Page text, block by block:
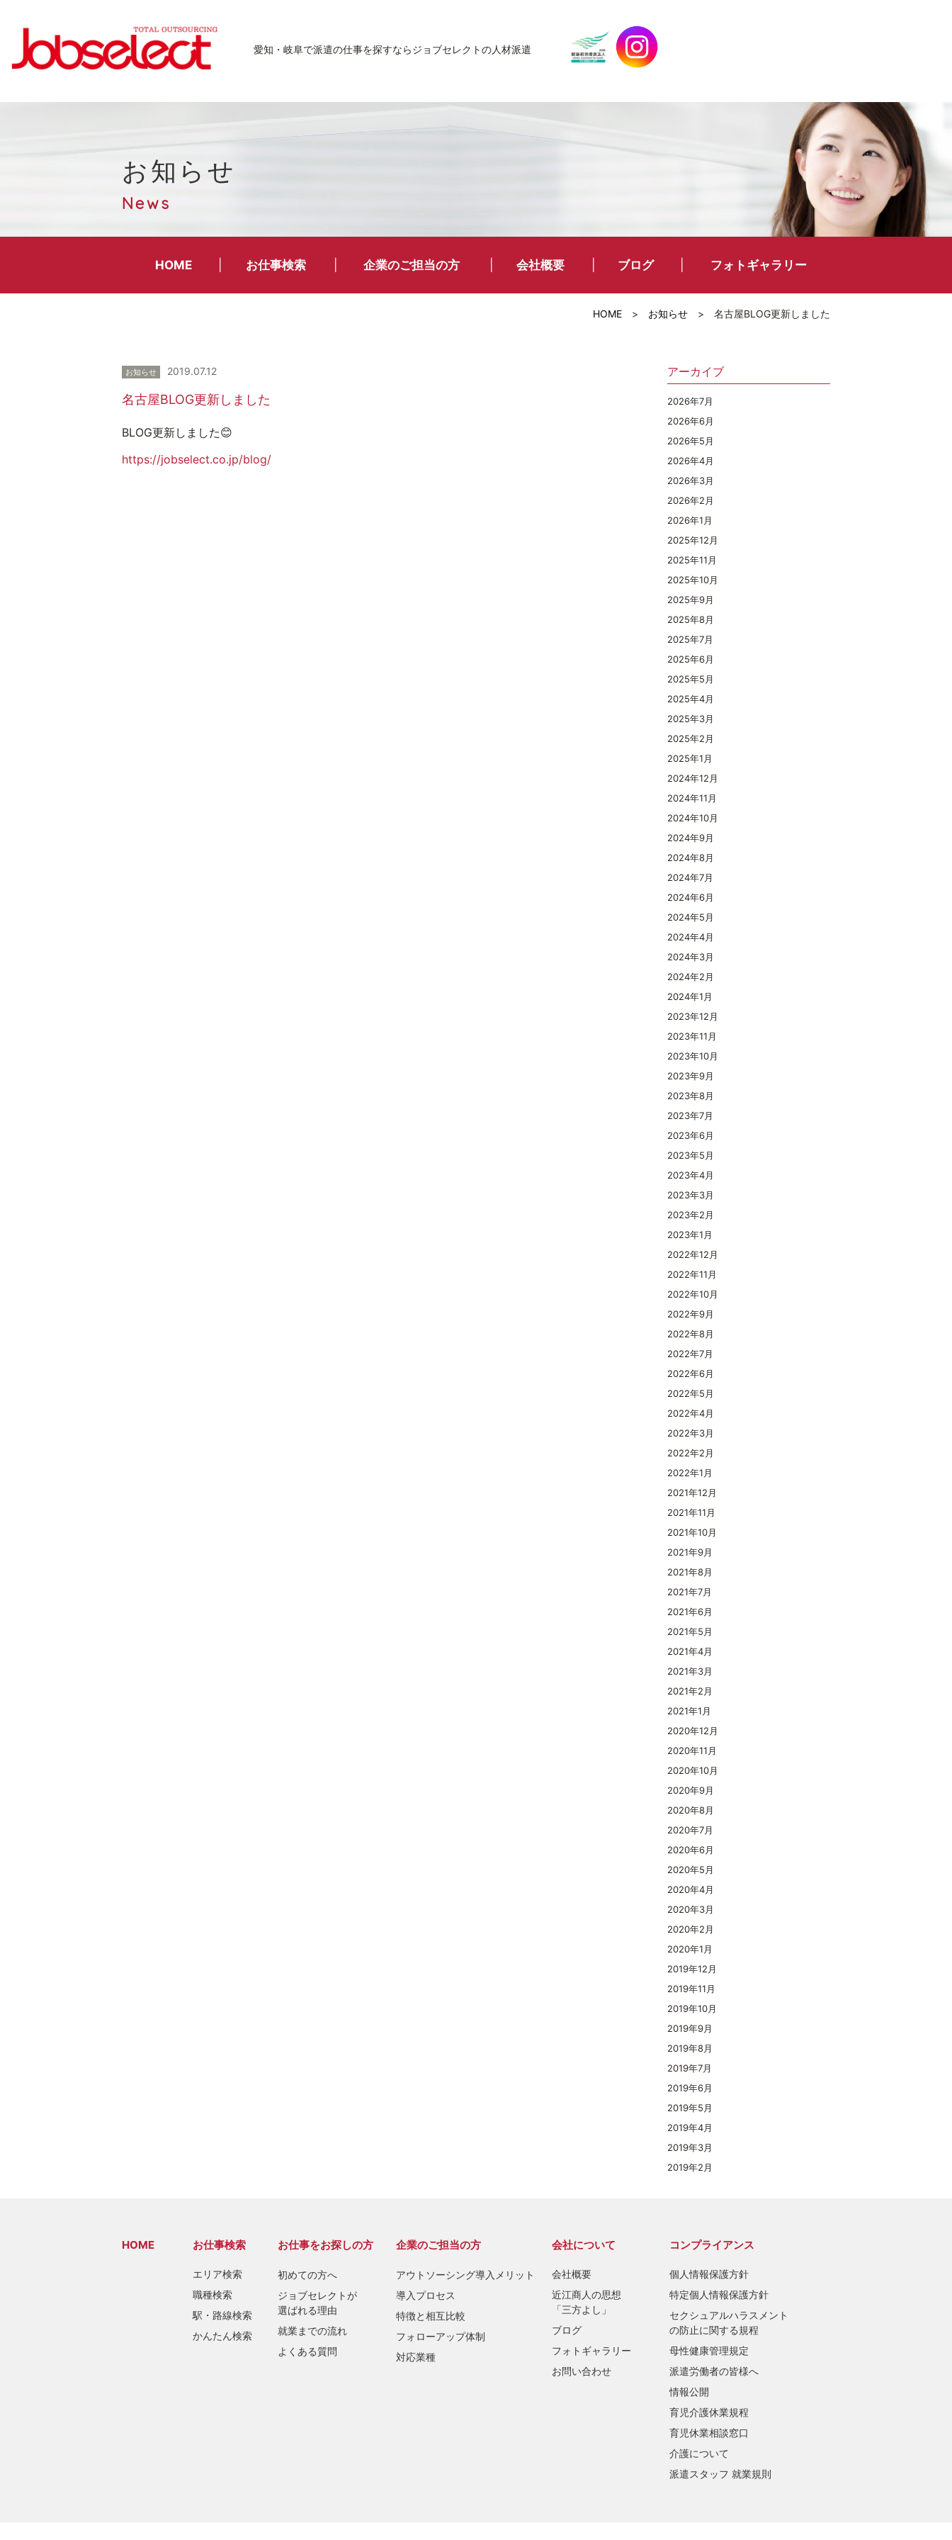
愛知・岐阜で派遣の仕事を探すならジョブセレクトの人材派遣
お知らせ
News
HOME お仕事検索 企業のご担当の方 会社概要 ブログ フォトギャラリー
HOME > お知らせ > 名古屋BLOG更新しました
お知らせ 2019.07.12
名古屋BLOG更新しました
BLOG更新しました😊
https://jobselect.co.jp/blog/
アーカイブ
2026年7月
2026年6月
2026年5月
2026年4月
2026年3月
2026年2月
2026年1月
2025年12月
2025年11月
2025年10月
2025年9月
2025年8月
2025年7月
2025年6月
2025年5月
2025年4月
2025年3月
2025年2月
2025年1月
2024年12月
2024年11月
2024年10月
2024年9月
2024年8月
2024年7月
2024年6月
2024年5月
2024年4月
2024年3月
2024年2月
2024年1月
2023年12月
2023年11月
2023年10月
2023年9月
2023年8月
2023年7月
2023年6月
2023年5月
2023年4月
2023年3月
2023年2月
2023年1月
2022年12月
2022年11月
2022年10月
2022年9月
2022年8月
2022年7月
2022年6月
2022年5月
2022年4月
2022年3月
2022年2月
2022年1月
2021年12月
2021年11月
2021年10月
2021年9月
2021年8月
2021年7月
2021年6月
2021年5月
2021年4月
2021年3月
2021年2月
2021年1月
2020年12月
2020年11月
2020年10月
2020年9月
2020年8月
2020年7月
2020年6月
2020年5月
2020年4月
2020年3月
2020年2月
2020年1月
2019年12月
2019年11月
2019年10月
2019年9月
2019年8月
2019年7月
2019年6月
2019年5月
2019年4月
2019年3月
2019年2月
HOME お仕事検索
エリア検索
職種検索
駅・路線検索
かんたん検索
お仕事をお探しの方
初めての方へ
ジョブセレクトが
選ばれる理由
就業までの流れ
よくある質問
企業のご担当の方
アウトソーシング導入メリット
導入プロセス
特徴と相互比較
フォローアップ体制
対応業種
会社について
会社概要
近江商人の思想
「三方よし」
ブログ
フォトギャラリー
お問い合わせ
コンプライアンス
個人情報保護方針
特定個人情報保護方針
セクシュアルハラスメント
の防止に関する規程
母性健康管理規定
派遣労働者の皆様へ
情報公開
育児介護休業規程
育児休業相談窓口
介護について
派遣スタッフ 就業規則